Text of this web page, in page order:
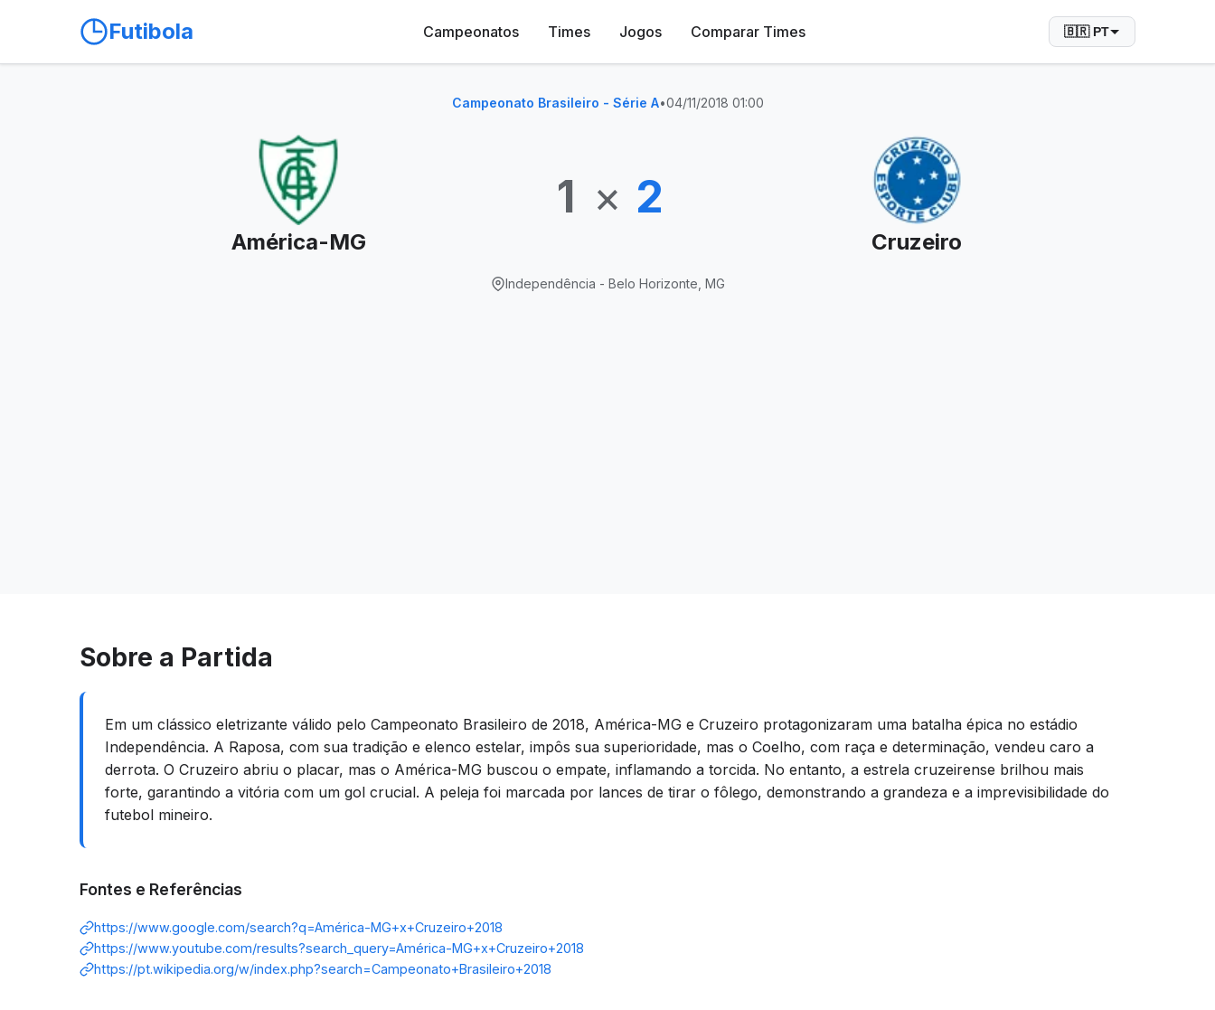
Futibola Campeonatos Times Jogos Comparar Times 🇧🇷 PT
Campeonato Brasileiro - Série A•04/11/2018 01:00
América-MG
1 × 2
Cruzeiro
Independência - Belo Horizonte, MG
Sobre a Partida
Em um clássico eletrizante válido pelo Campeonato Brasileiro de 2018, América-MG e Cruzeiro protagonizaram uma batalha épica no estádio
Independência. A Raposa, com sua tradição e elenco estelar, impôs sua superioridade, mas o Coelho, com raça e determinação, vendeu caro a
derrota. O Cruzeiro abriu o placar, mas o América-MG buscou o empate, inflamando a torcida. No entanto, a estrela cruzeirense brilhou mais
forte, garantindo a vitória com um gol crucial. A peleja foi marcada por lances de tirar o fôlego, demonstrando a grandeza e a imprevisibilidade do
futebol mineiro.
Fontes e Referências
https://www.google.com/search?q=América-MG+x+Cruzeiro+2018
https://www.youtube.com/results?search_query=América-MG+x+Cruzeiro+2018
https://pt.wikipedia.org/w/index.php?search=Campeonato+Brasileiro+2018